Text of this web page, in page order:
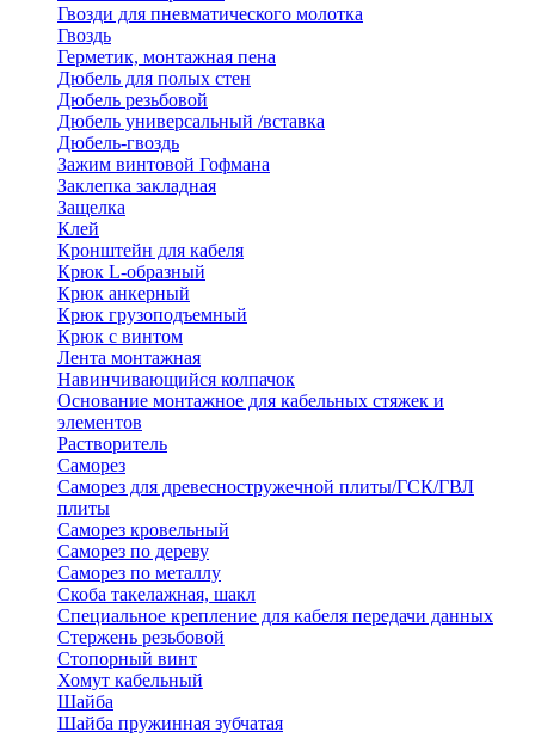
Гвозди для пневматического молотка
Гвоздь
Герметик, монтажная пена
Дюбель для полых стен
Дюбель резьбовой
Дюбель универсальный /вставка
Дюбель-гвоздь
Зажим винтовой Гофмана
Заклепка закладная
Защелка
Клей
Кронштейн для кабеля
Крюк L-образный
Крюк анкерный
Крюк грузоподъемный
Крюк с винтом
Лента монтажная
Навинчивающийся колпачок
Основание монтажное для кабельных стяжек и
элементов
Растворитель
Саморез
Саморез для древесностружечной плиты/ГСК/ГВЛ
плиты
Саморез кровельный
Саморез по дереву
Саморез по металлу
Скоба такелажная, шакл
Специальное крепление для кабеля передачи данных
Стержень резьбовой
Стопорный винт
Хомут кабельный
Шайба
Шайба пружинная зубчатая